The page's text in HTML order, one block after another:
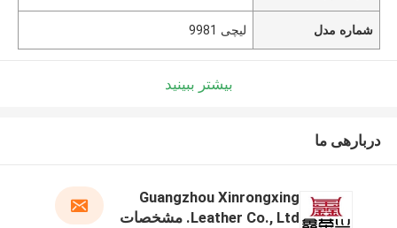
شماره مدل لیچی 9981
بیشتر ببینید
دربارهی ما
Guangzhou Xinrongxing
Leather Co., Ltd. مشخصات